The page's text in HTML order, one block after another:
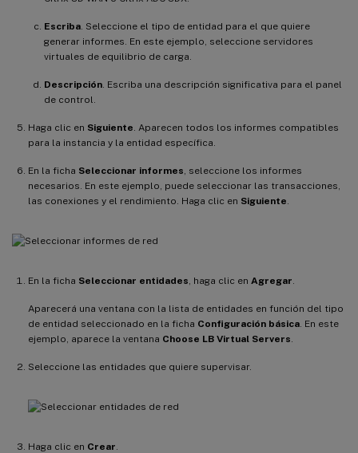
Escriba . Seleccione el tipo de entidad para el que quiere
generar informes. En este ejemplo, seleccione servidores
virtuales de equilibrio de carga.
Descripción . Escriba una descripción significativa para el panel
de control.
Haga clic en Siguiente . Aparecen todos los informes compatibles
para la instancia y la entidad específica.
En la ficha Seleccionar informes , seleccione los informes
necesarios. En este ejemplo, puede seleccionar las transacciones,
las conexiones y el rendimiento. Haga clic en Siguiente
En la ficha Seleccionar entidades , haga clic en Agregar
Aparecerá una ventana con la lista de entidades en función del tipo
de entidad seleccionado en la ficha Configuración básica . En este
ejemplo, aparece la ventana Choose LB Virtual Servers
Seleccione las entidades que quiere supervisar.
Haga clic en Crear